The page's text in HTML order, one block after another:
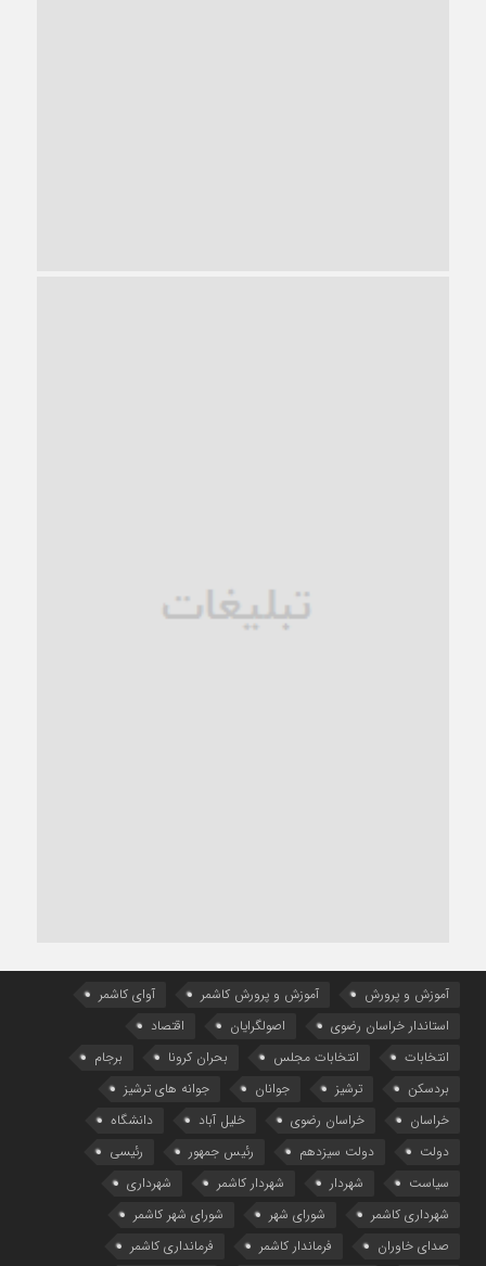
آموزش و پرورش آموزش و پرورش کاشمر
آوای کاشمر
استاندار خراسان رضوی
اصولگرایان
اقتصاد
انتخابات
انتخابات مجلس بحران کرونا
برجام
بردسکن
ترشیز جوانان
جوانه های ترشیز
خراسان
خراسان رضوی خلیل آباد
دانشگاه
دولت
دولت سیزدهم رئیس جمهور
رئیسی
سیاست
شهردار شهردار کاشمر
شهرداری
شهرداری کاشمر
شورای شهر
شورای شهر کاشمر
صدای خاوران
فرماندار کاشمر فرمانداری کاشمر